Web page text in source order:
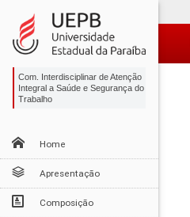
para
conteúdo
para
menu
para
busca
para
rodapé

Com. Interdisciplinar de Atenção
Integral a Saúde e Segurança do
Trabalho
Home
Apresentação
Composição